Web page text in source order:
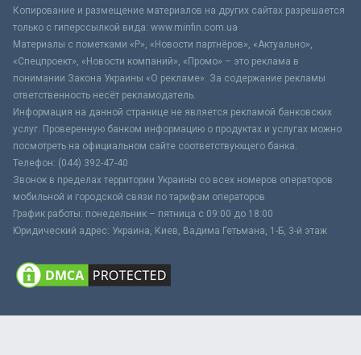
Копирование и размещение материалов на других сайтах разрешается
только с гиперссылкой вида: www.minfin.com.ua
Материалы с пометками «Р», «Новости партнёров», «Актуально»,
«Спецпроект», «Новости компаний», «Промо» – это реклама в
понимании Закона Украины «О рекламе». За содержание рекламы
ответственность несёт рекламодатель.
Информация на данной странице не является рекламой банковских
услуг. Проверенную банком информацию о продуктах и услугах можно
посмотреть на официальном сайте соответствующего банка.
Телефон: (044) 392-47-40
Звонок в пределах территории Украины со всех номеров операторов
мобильной и городской связи по тарифам операторов
График работы: понедельник – пятница с 09:00 до 18:00
Юридический адрес: Украина, Киев, Вадима Гетьмана, 1-Б, 3-й этаж